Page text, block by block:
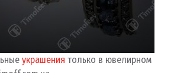
украшения только в ювелирном